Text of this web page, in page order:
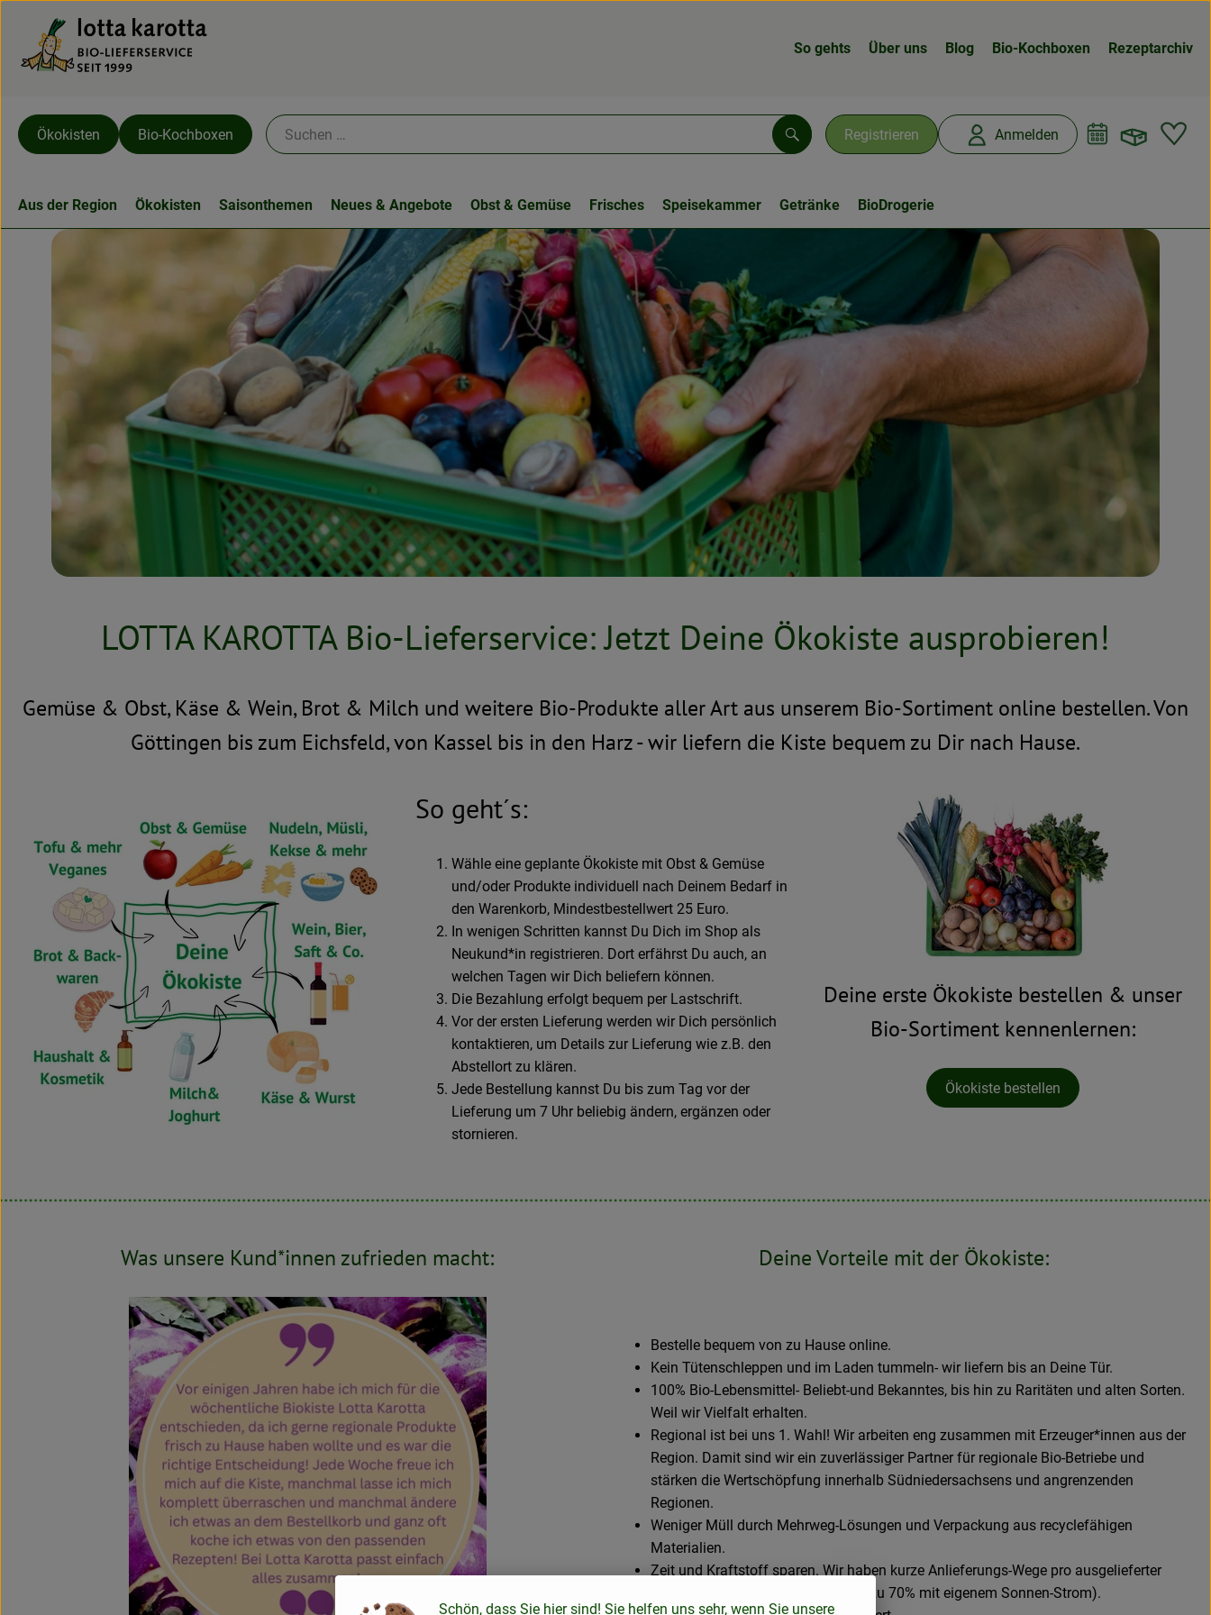
So gehts Über uns Blog Bio-Kochboxen Rezeptarchiv
Registrieren Anmelden
Suchen
Ökokisten Bio-Kochboxen
Aus der Region Ökokisten Saisonthemen Neues & Angebote Obst & Gemüse Frisches Speisekammer Getränke BioDrogerie
LOTTA KAROTTA Bio-Lieferservice: Jetzt Deine Ökokiste ausprobieren!
Gemüse & Obst, Käse & Wein, Brot & Milch und weitere Bio-Produkte aller Art aus unserem Bio-Sortiment online bestellen. Von
Göttingen bis zum Eichsfeld, von Kassel bis in den Harz - wir liefern die Kiste bequem zu Dir nach Hause.
So geht´s:
Wähle eine geplante Ökokiste mit Obst & Gemüse
und/oder Produkte individuell nach Deinem Bedarf in
den Warenkorb, Mindestbestellwert 25 Euro.
In wenigen Schritten kannst Du Dich im Shop als
Neukund*in registrieren. Dort erfährst Du auch, an
welchen Tagen wir Dich beliefern können.
Die Bezahlung erfolgt bequem per Lastschrift.
Vor der ersten Lieferung werden wir Dich persönlich
kontaktieren, um Details zur Lieferung wie z.B. den
Abstellort zu klären.
Jede Bestellung kannst Du bis zum Tag vor der
Lieferung um 7 Uhr beliebig ändern, ergänzen oder
stornieren.
Deine erste Ökokiste bestellen & unser
Bio-Sortiment kennenlernen:
Ökokiste bestellen
Was unsere Kund*innen zufrieden macht: Deine Vorteile mit der Ökokiste:
Bestelle bequem von zu Hause online.
Kein Tütenschleppen und im Laden tummeln- wir liefern bis an Deine Tür.
100% Bio-Lebensmittel- Beliebt-und Bekanntes, bis hin zu Raritäten und alten Sorten.
Weil wir Vielfalt erhalten.
Regional ist bei uns 1. Wahl! Wir arbeiten eng zusammen mit Erzeuger*innen aus der
Region. Damit sind wir ein zuverlässiger Partner für regionale Bio-Betriebe und
stärken die Wertschöpfung innerhalb Südniedersachsens und angrenzenden
Regionen.
Weniger Müll durch Mehrweg-Lösungen und Verpackung aus recyclefähigen
Materialien.
Zeit und Kraftstoff sparen. Wir haben kurze Anlieferungs-Wege pro ausgelieferter
Kiste mit 95% E-Transportern (und zu 70% mit eigenem Sonnen-Strom).
Schön, dass Sie hier sind! Sie helfen uns sehr, wenn Sie unsere